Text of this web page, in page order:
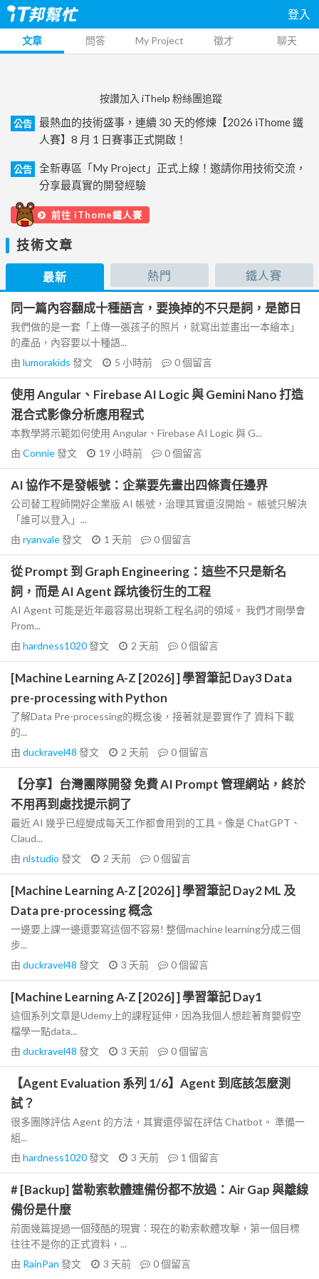
登入
文章 問答 My Project 徵才 聊天
按讚加入 iThelp 粉絲團追蹤
公告
最熱血的技術盛事，連續 30 天的修煉【2026 iThome 鐵
人賽】8 月 1 日賽事正式開啟！
公告
全新專區「My Project」正式上線！邀請你用技術交流，
分享最真實的開發經驗
前往 iThome鐵人賽
技術文章
最新 熱門 鐵人賽
同一篇內容翻成十種語言，要換掉的不只是詞，是節日
我們做的是一套「上傳一張孩子的照片，就寫出並畫出一本繪本」
的產品，內容要以十種語...
由 lumorakids 發文 5 小時前 0個留言
使用 Angular、Firebase AI Logic 與 Gemini Nano 打造
混合式影像分析應用程式
本教學將示範如何使用 Angular、Firebase AI Logic 與 G...
由 Connie發文 19 小時前 0個留言
AI 協作不是發帳號：企業要先畫出四條責任邊界
公司替工程師開好企業版 AI 帳號，治理其實還沒開始。 帳號只解決
「誰可以登入」...
由 ryanvale發文 1 天前 0個留言
從 Prompt 到 Graph Engineering：這些不只是新名
詞，而是 AI Agent 踩坑後衍生的工程
AI Agent 可能是近年最容易出現新工程名詞的領域。 我們才剛學會
Prom...
由 hardness1020發文 2 天前 0個留言
[Machine Learning A-Z [2026] ] 學習筆記 Day3 Data
pre-processing with Python
了解Data Pre-processing的概念後，接著就是要實作了 資料下載
的...
由 duckravel48 發文 2 天前 0個留言
【分享】台灣團隊開發 免費 AI Prompt 管理網站，終於
不用再到處找提示詞了
最近 AI 幾乎已經變成每天工作都會用到的工具。像是 ChatGPT、
Claud...
由 nlstudio 發文 2 天前 0個留言
[Machine Learning A-Z [2026] ] 學習筆記 Day2 ML 及
Data pre-processing 概念
一邊要上課一邊還要寫這個不容易! 整個machine learning分成三個
步...
由 duckravel48 發文 3 天前 0個留言
[Machine Learning A-Z [2026] ] 學習筆記 Day1
這個系列文章是Udemy上的課程延伸，因為我個人想趁著育嬰假空
檔學一點data...
由 duckravel48 發文 3 天前 0個留言
【Agent Evaluation 系列 1/6】Agent 到底該怎麼測
試？
很多團隊評估 Agent 的方法，其實還停留在評估 Chatbot。 準備一
組...
由 hardness1020發文 3 天前 1 個留言
# [Backup] 當勒索軟體連備份都不放過：Air Gap 與離線
備份是什麼
前面幾篇提過一個殘酷的現實：現在的勒索軟體攻擊，第一個目標
往往不是你的正式資料，...
由 RainPan 發文 3 天前 0個留言